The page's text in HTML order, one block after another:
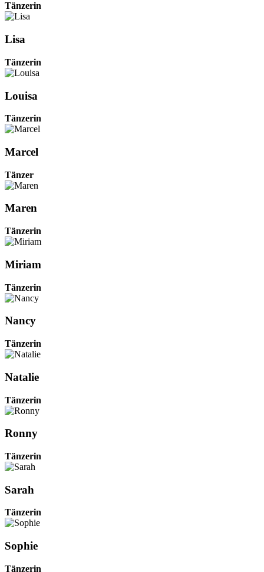
Tänzerin
Lisa
Tänzerin
Louisa
Tänzerin
Marcel
Tänzer
Maren
Tänzerin
Miriam
Tänzerin
Nancy
Tänzerin
Natalie
Tänzerin
Ronny
Tänzerin
Sarah
Tänzerin
Sophie
Tänzerin